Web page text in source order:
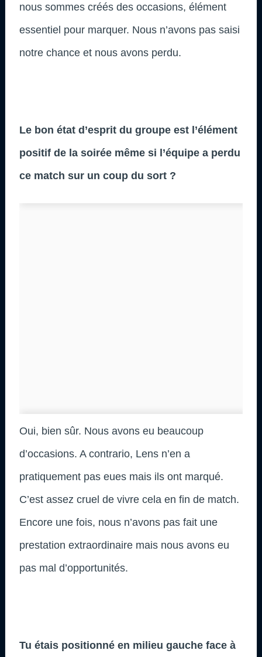
nous sommes créés des occasions, élément
essentiel pour marquer. Nous n’avons pas saisi
notre chance et nous avons perdu.
Le bon état d’esprit du groupe est l’élément
positif de la soirée même si l’équipe a perdu
ce match sur un coup du sort ?
Oui, bien sûr. Nous avons eu beaucoup
d’occasions. A contrario, Lens n’en a
pratiquement pas eues mais ils ont marqué.
C’est assez cruel de vivre cela en fin de match.
Encore une fois, nous n’avons pas fait une
prestation extraordinaire mais nous avons eu
pas mal d’opportunités.
Tu étais positionné en milieu gauche face à